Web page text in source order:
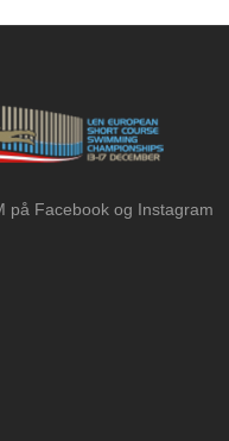
på Facebook og Instagram